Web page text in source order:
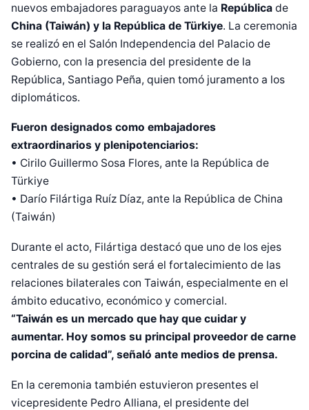
nuevos embajadores paraguayos ante la República de
China (Taiwán) y la República de Türkiye. La ceremonia
se realizó en el Salón Independencia del Palacio de
Gobierno, con la presencia del presidente de la
República, Santiago Peña, quien tomó juramento a los
diplomáticos.
Fueron designados como embajadores
extraordinarios y plenipotenciarios:
• Cirilo Guillermo Sosa Flores, ante la República de
Türkiye
• Darío Filártiga Ruíz Díaz, ante la República de China
(Taiwán)
Durante el acto, Filártiga destacó que uno de los ejes
centrales de su gestión será el fortalecimiento de las
relaciones bilaterales con Taiwán, especialmente en el
ámbito educativo, económico y comercial.
“Taiwán es un mercado que hay que cuidar y
aumentar. Hoy somos su principal proveedor de carne
porcina de calidad”, señaló ante medios de prensa.
En la ceremonia también estuvieron presentes el
vicepresidente Pedro Alliana, el presidente delDiseñado por Shiro